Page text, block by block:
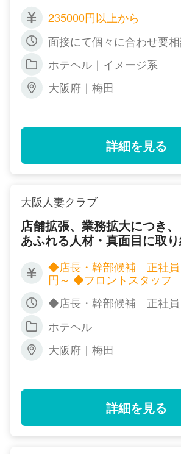
235000円以上から
面接にて個々に合わせ要
ホテヘル｜イメージ系
大阪府｜梅田
詳細を見る
大阪人妻クラブ
店舗拡張、業務拡大につき
あふれる人材・真面目に取り
◆店長・幹部候補 正社員
円～ ◆フロントスタッフ
バイト：時給1,000円～ ◆
◆店長・幹部候補 正社員
員：実働10時間、シフト
タッフ アルバイト：要相
～） ◆ドライバースタッ
ホテヘル
大阪府｜梅田
詳細を見る